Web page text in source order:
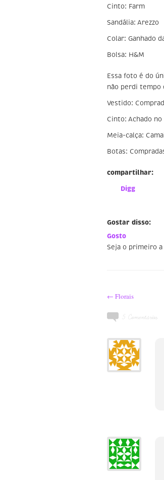
Cinto: Farm
Sandália: Arezzo
Colar: Ganhado
Bolsa: H&M
Essa foto é do
não perdi tempo
Vestido:
Cinto: Achado
Meia-calça:
Botas:
compartilhar:
Digg
Gostar disso:
Gosto
Seja o primeiro
← Florais
5 Comentários